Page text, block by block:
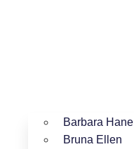
Barbara Hane
Bruna Ellen